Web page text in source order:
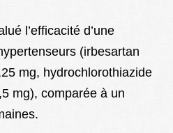
l’efficacité d’une
(irbesartan
mg, hydrochlorothiazide
mg), comparée à un